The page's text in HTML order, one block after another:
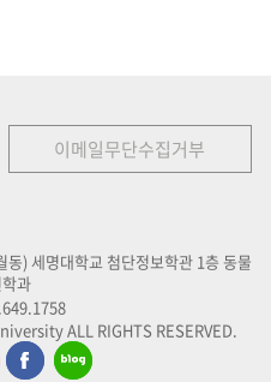
이메일무단수집거부
) 세명대학교 첨단정보학관 1층 동물
과
ALL RIGHTS RESERVED.